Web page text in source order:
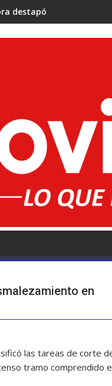
destapó un insólito
en
las tareas de corte
tramo comprendido